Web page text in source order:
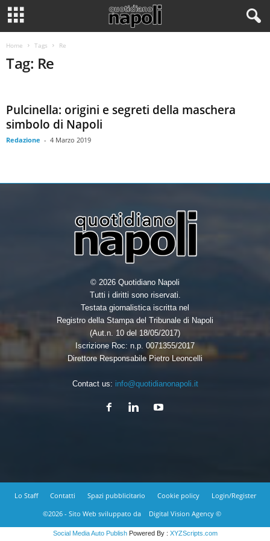
Home Tags Re
Tag: Re
Pulcinella: origini e segreti della maschera
simbolo di Napoli
Redazione - 4 Marzo 2019
© 2026 Quotidiano Napoli
Tutti i diritti sono riservati.
Testata giornalistica iscritta nel
Registro della Stampa del Tribunale di Napoli
(Aut.n. 10 del 18/05/2017)
Iscrizione Roc: n.p. 0071355/2017
Direttore Responsabile Pietro Leoncelli
Contact us: info@quotidianonapoli.it
Lo Staff Contatti Spazi pubblicitario Cookie policy
Login/Register
©2026 - Sito Web sviluppato da
Digital Vision Agency ©
Social Media Auto PublishPowered By : XYZScripts.com